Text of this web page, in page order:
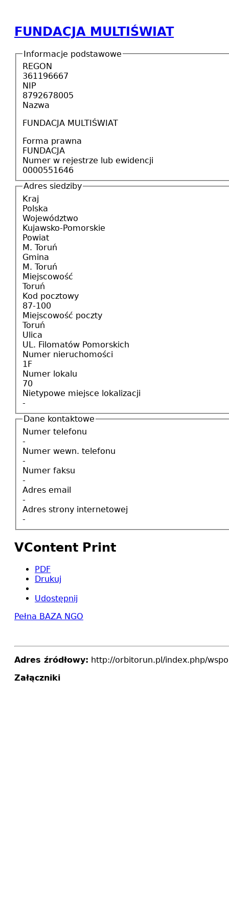
FUNDACJA MULTIŚWIAT
Informacje podstawowe
REGON
361196667
NIP
8792678005
Nazwa
FUNDACJA MULTIŚWIAT
Forma prawna
FUNDACJA
Numer w rejestrze lub ewidencji
0000551646
Adres siedziby
Kraj
Polska
Województwo
Kujawsko-Pomorskie
Powiat
M. Toruń
Gmina
M. Toruń
Miejscowość
Toruń
Kod pocztowy
87-100
Miejscowość poczty
Toruń
Ulica
UL. Filomatów Pomorskich
Numer nieruchomości
1F
Numer lokalu
70
Nietypowe miejsce lokalizacji
-
Dane kontaktowe
Numer telefonu
-
Numer wewn. telefonu
-
Numer faksu
-
Adres email
-
Adres strony internetowej
-
VContent Print
PDF
Drukuj
Udostępnij
Pełna BAZA NGO
Adres źródłowy: http://orbitorun.pl/index.php/
Załączniki